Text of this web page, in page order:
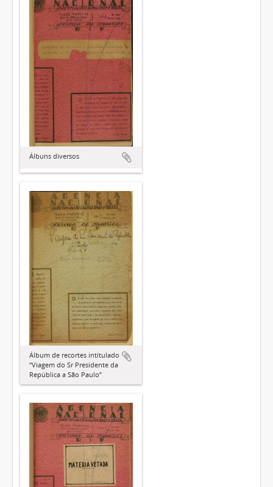
Álbuns diversos
Álbum de recortes intitulado
“Viagem do Sr Presidente da
República a São Paulo”